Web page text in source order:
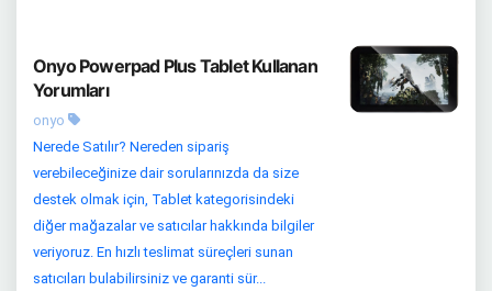
Onyo Powerpad Plus Tablet Kullanan
Yorumları
onyo
Nerede Satılır? Nereden sipariş
verebileceğinize dair sorularınızda da size
destek olmak için, Tablet kategorisindeki
diğer mağazalar ve satıcılar hakkında bilgiler
veriyoruz. En hızlı teslimat süreçleri sunan
satıcıları bulabilirsiniz ve garanti sür...